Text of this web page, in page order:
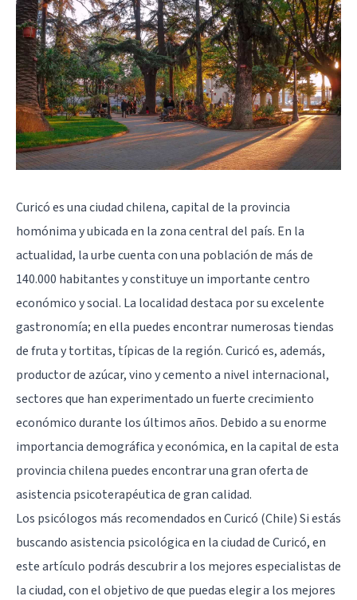
Curicó es una ciudad chilena, capital de la provincia
homónima y ubicada en la zona central del país. En la
actualidad, la urbe cuenta con una población de más de
140.000 habitantes y constituye un importante centro
económico y social. La localidad destaca por su excelente
gastronomía; en ella puedes encontrar numerosas tiendas
de fruta y tortitas, típicas de la región. Curicó es, además,
productor de azúcar, vino y cemento a nivel internacional,
sectores que han experimentado un fuerte crecimiento
económico durante los últimos años. Debido a su enorme
importancia demográfica y económica, en la capital de esta
provincia chilena puedes encontrar una gran oferta de
asistencia psicoterapéutica de gran calidad.
Los psicólogos más recomendados en Curicó (Chile) Si estás
buscando asistencia psicológica en la ciudad de Curicó, en
este artículo podrás descubrir a los mejores especialistas de
la ciudad, con el objetivo de que puedas elegir a los mejores